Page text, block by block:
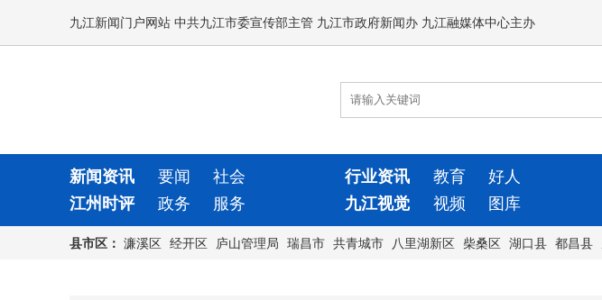
九江新闻门户网站 中共九江市委宣传部主管 九江市政府新闻办 九江融媒体中心主办
新闻资讯 要闻 社会 行业资讯 教育 好人
江州时评
政务 服务 九江视觉 视频 图库
县市区： 濂溪区 经开区 庐山管理局 瑞昌市 共青城市 八里湖新区 柴桑区 湖口县 都昌县